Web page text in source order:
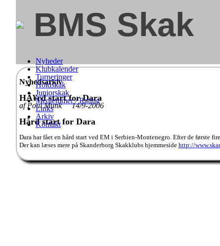
BMS Skak
Nyheder
Klubkalender
Turneringer
Holdskak
Juniorskak
Medlemmer / Rating
Links
Arkiv
Kontakt
Nyhedsarkiv
HÃ¥rd start for Dara
af Poul Munk 14/9-2006
Hård start for Dara
Dara har fået en hård start ved EM i Serbien-Montenegro. Efter de første
Der kan læses mere på Skanderborg Skakklubs hjemmeside http://